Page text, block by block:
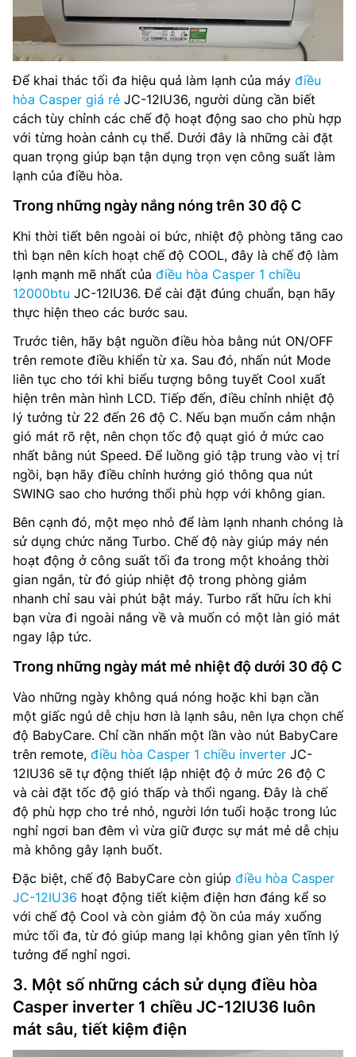
Để khai thác tối đa hiệu quả làm lạnh của máy điều
hòa Casper giá rẻ JC-12IU36, người dùng cần biết
cách tùy chỉnh các chế độ hoạt động sao cho phù hợp
với từng hoàn cảnh cụ thể. Dưới đây là những cài đặt
quan trọng giúp bạn tận dụng trọn vẹn công suất làm
lạnh của điều hòa.
Trong những ngày nắng nóng trên 30 độ C
Khi thời tiết bên ngoài oi bức, nhiệt độ phòng tăng cao
thì bạn nên kích hoạt chế độ COOL, đây là chế độ làm
lạnh mạnh mẽ nhất của điều hòa Casper 1 chiều
12000btu JC-12IU36. Để cài đặt đúng chuẩn, bạn hãy
thực hiện theo các bước sau.
Trước tiên, hãy bật nguồn điều hòa bằng nút ON/OFF
trên remote điều khiển từ xa. Sau đó, nhấn nút Mode
liên tục cho tới khi biểu tượng bông tuyết Cool xuất
hiện trên màn hình LCD. Tiếp đến, điều chỉnh nhiệt độ
lý tưởng từ 22 đến 26 độ C. Nếu bạn muốn cảm nhận
gió mát rõ rệt, nên chọn tốc độ quạt gió ở mức cao
nhất bằng nút Speed. Để luồng gió tập trung vào vị trí
ngồi, bạn hãy điều chỉnh hướng gió thông qua nút
SWING sao cho hướng thổi phù hợp với không gian.
Bên cạnh đó, một mẹo nhỏ để làm lạnh nhanh chóng là
sử dụng chức năng Turbo. Chế độ này giúp máy nén
hoạt động ở công suất tối đa trong một khoảng thời
gian ngắn, từ đó giúp nhiệt độ trong phòng giảm
nhanh chỉ sau vài phút bật máy. Turbo rất hữu ích khi
bạn vừa đi ngoài nắng về và muốn có một làn gió mát
ngay lập tức.
Trong những ngày mát mẻ nhiệt độ dưới 30 độ C
Vào những ngày không quá nóng hoặc khi bạn cần
một giấc ngủ dễ chịu hơn là lạnh sâu, nên lựa chọn chế
độ BabyCare. Chỉ cần nhấn một lần vào nút BabyCare
trên remote, điều hòa Casper 1 chiều inverter JC-
12IU36 sẽ tự động thiết lập nhiệt độ ở mức 26 độ C
và cài đặt tốc độ gió thấp và thổi ngang. Đây là chế
độ phù hợp cho trẻ nhỏ, người lớn tuổi hoặc trong lúc
nghỉ ngơi ban đêm vì vừa giữ được sự mát mẻ dễ chịu
mà không gây lạnh buốt.
Đặc biệt, chế độ BabyCare còn giúp điều hòa Casper
JC-12IU36 hoạt động tiết kiệm điện hơn đáng kể so
với chế độ Cool và còn giảm độ ồn của máy xuống
mức tối đa, từ đó giúp mang lại không gian yên tĩnh lý
tưởng để nghỉ ngơi.
3. Một số những cách sử dụng điều hòa
Casper inverter 1 chiều JC-12IU36 luôn
mát sâu, tiết kiệm điện